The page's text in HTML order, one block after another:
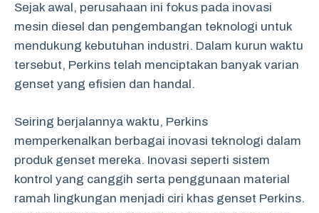
Sejak awal, perusahaan ini fokus pada inovasi
mesin diesel dan pengembangan teknologi untuk
mendukung kebutuhan industri. Dalam kurun waktu
tersebut, Perkins telah menciptakan banyak varian
genset yang efisien dan handal.
Seiring berjalannya waktu, Perkins
memperkenalkan berbagai inovasi teknologi dalam
produk genset mereka. Inovasi seperti sistem
kontrol yang canggih serta penggunaan material
ramah lingkungan menjadi ciri khas genset Perkins.